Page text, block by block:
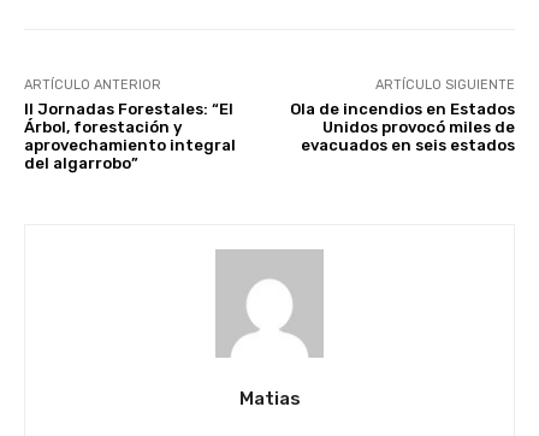
ARTÍCULO ANTERIOR
II Jornadas Forestales: “El
Árbol, forestación y
aprovechamiento integral
del algarrobo”
ARTÍCULO SIGUIENTE
Ola de incendios en Estados
Unidos provocó miles de
evacuados en seis estados
Matias